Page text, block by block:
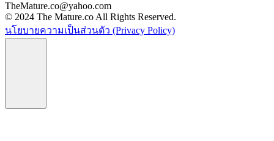
TheMature.co@yahoo.com
© 2024 The Mature.co All Rights Reserved.
นโยบายความเป็นส่วนตัว (Privacy Policy)